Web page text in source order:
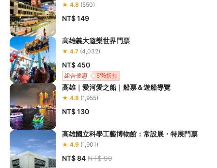
★ 4.8 (550)
NT$ 149
高雄義大遊樂世界門票
★ 4.7 (4,032)
NT$ 450
5 折扣
組合優惠
高雄｜愛河愛之船｜船票＆遊船導覽
★ 4.8 (1,955)
NT$ 130
高雄國立科學工藝博物館：常設展・特展門票
★ 4.9 (1,901)
NT$ 84 NT$ 90